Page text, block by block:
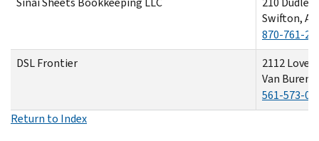
Swifton,
870-761-
DSL Frontier
2112
Van Buren,
561-573-
Return to Index